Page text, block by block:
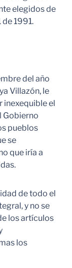
elegidos de
1991.
del año
Villazón, le
inexequible el
Gobierno
pueblos
se
que iría a
de todo el
y no se
los artículos
los